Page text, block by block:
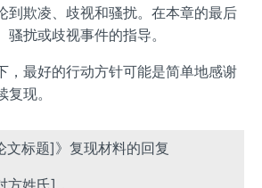
到欺凌、歧视和骚扰。在本章的最后
扰或歧视事件的指导。
，最好的行动方针可能是简单地感谢
现。
文标题]》复现材料的回复
姓氏]，